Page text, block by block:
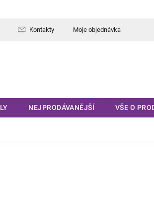
Kontakty Moje objednávka
NEJPRODÁVANĚJŠÍ VŠE O